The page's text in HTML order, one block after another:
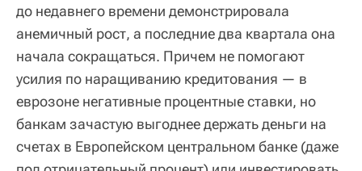
до недавнего времени демонстрировала
анемичный рост, а последние два квартала она
начала сокращаться. Причем не помогают
усилия по наращиванию кредитования — в
еврозоне негативные процентные ставки, но
банкам зачастую выгоднее держать деньги на
счетах в Европейском центральном банке (даже